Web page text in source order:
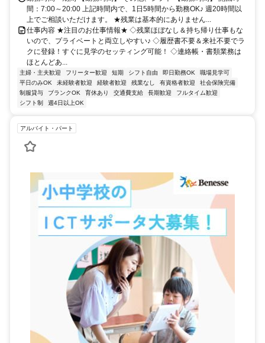
間：7:00～20:00 上記時間内で、1日5時間から勤務OK♪ 週20時間以
上でご相談いただけます。 ★残業は基本的にありません...
仕事内容 ★注目のお仕事情報★ ◇残業ほぼなし＆持ち帰り仕事もな
いので、プライベートと両立しやすい♪ ◇履歴書不要＆来社不要でラ
クに登録！すぐに見学のセッティング可能！ ◇連絡帳・書類業務は
ほとんどあ...
主婦・主夫歓迎 フリーター歓迎 短期 シフト自由 即日勤務OK
職場見学可
平日のみOK
未経験者歓迎 経験者歓迎 残業なし 有資格者歓迎
社会保険完備
制服貸与
ブランクOK 育休あり 交通費支給 長期歓迎
フルタイム歓迎
シフト制
週4日以上OK
アルバイト・パート